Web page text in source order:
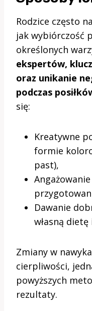
Rodzice często
jak wybiórczość
określonych
ekspertów,
oraz unikanie
podczas
się:
Kreatywne
formie
past),
Dawanie
własną dietę
Zmiany w
cierpliwości,
powyższych
rezultaty.